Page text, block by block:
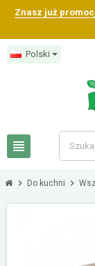
Znasz już
Polski
view_headline
chevron_right Do kuchni chevron_right